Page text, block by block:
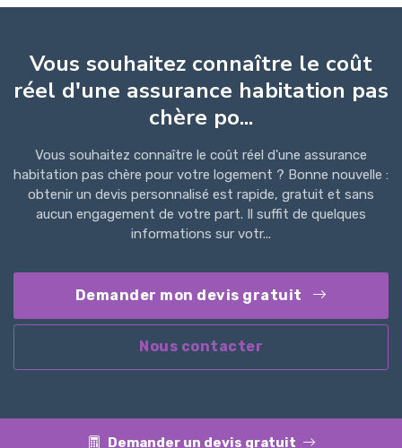
Vous souhaitez connaître le coût
réel d'une assurance habitation pas
chère po...
Vous souhaitez connaître le coût réel d'une assurance
habitation pas chère pour votre logement ? Bonne nouvelle :
obtenir un devis personnalisé est rapide, gratuit et sans
aucun engagement de votre part. Il suffit de quelques
informations sur votr...
Demander mon devis gratuit
Nous contacter
Demander un devis gratuit